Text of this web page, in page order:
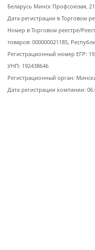
Беларусь Минск Профсоюзая, 21
Дата регистрации в Торговом
Номер в Торговом реестре/
товаров: 000000021185,
Регистрационный номер ЕГР:
УНП: 192438646
Регистрационный орган:
Дата регистрации компании: